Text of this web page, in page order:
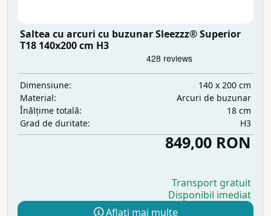
Saltea cu arcuri cu buzunar Sleezzz® Superior
T18 140x200 cm H3
Dimensiune:
140 x 200 cm
Material:
Arcuri de buzunar
Înălțime totală:
18 cm
Grad de duritate:
H3
849,00 RON
Transport gratuit
Disponibil imediat
Aflați mai multe